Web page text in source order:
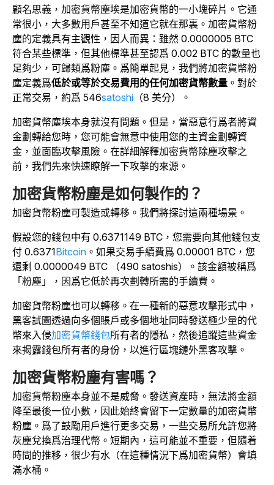
顧名思義，加密貨幣塵埃是加密貨幣的一小塊碎片。它通
常很小，大多數用戶甚至不知道它就在那裏。加密貨幣粉
塵的定義具有主觀性，因人而異：雖然 0.0000005 BTC
符合某些標準，但其他標準甚至認爲 0.002 BTC 的數量也
足夠少，可歸類爲粉塵。爲簡單起見，我們將加密貨幣粉
塵定義爲低於或等於交易費用的任何加密貨幣數量 。對於
正常交易，約爲 546satoshi （8 美分）。
加密貨幣塵埃本身就沒有問題。但是，當惡意行爲者將資
金劃轉給您時，您可能會無意中使用您的主資金劃轉資
金，並面臨攻擊風險。在詳細解釋加密貨幣除塵攻擊之
前，我們先來快速瞭解一下攻擊的來源。
加密貨幣粉塵是如何製作的？
加密貨幣粉塵可製造或轉移。我們將探討這兩種場景。
假設您的錢包中有 0.6371149 BTC，您需要向其他錢包支
付 0.6371Bitcoin 。如果交易手續費爲 0.00001 BTC，您
還剩 0.0000049 BTC （490 satoshis）。該金額被稱爲
「粉塵」，因爲它低於再次劃轉所需的手續費。
加密貨幣粉塵也可以轉移。在一種新的惡意攻擊形式中，
黑客試圖透過向多個賬戶或多個地址同時發送極少量的代
幣來入侵加密貨幣錢包所有者的隱私，然後追蹤這些資金
來揭露錢包所有者的身份，以進行區塊鏈外黑客攻擊。
加密貨幣粉塵有害嗎？
加密貨幣粉塵本身並不是威脅。發送資產時，無法將金額
降至最後一位小數，因此始終會留下一定數量的加密貨幣
粉塵。爲了鼓勵用戶進行更多交易，一些交易所允許您將
灰塵兌換爲治理代幣。短期內，這可能並不重要，但隨着
時間的推移，很少有水（在這種情況下爲加密貨幣）會填
滿水桶。